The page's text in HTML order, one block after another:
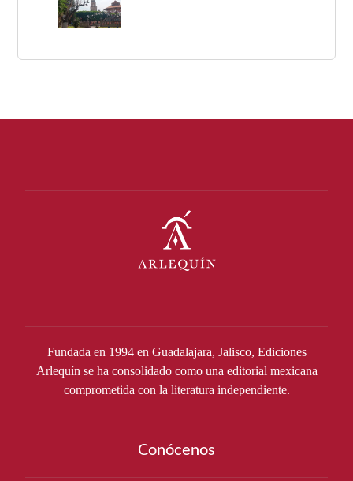
Fundada en 1994 en Guadalajara, Jalisco, Ediciones
Arlequín se ha consolidado como una editorial mexicana
comprometida con la literatura independiente.
Conócenos